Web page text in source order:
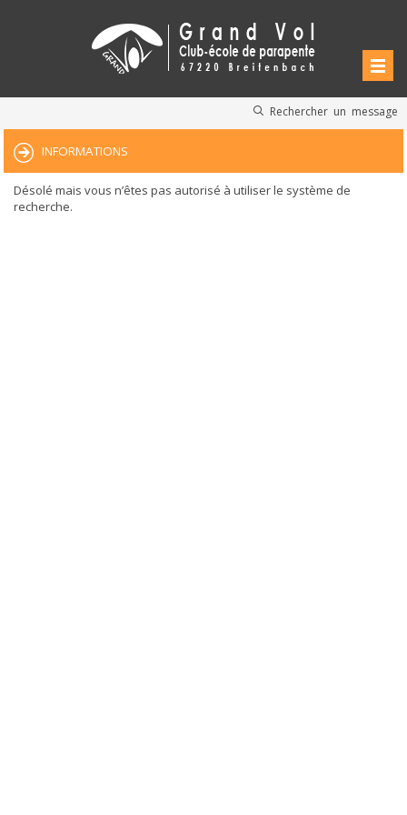
Rechercher un message
INFORMATIONS
Désolé mais vous n’êtes pas autorisé à utiliser le système de
recherche.